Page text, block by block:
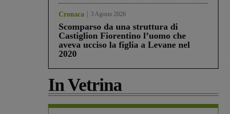
Cronaca 3 Agosto 2026
Scomparso da una struttura di
Castiglion Fiorentino l’uomo che
aveva ucciso la figlia a Levane nel
2020
In Vetrina